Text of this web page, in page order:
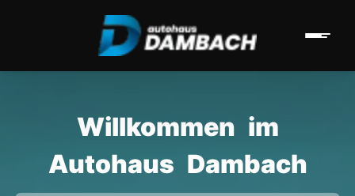
Willkommen im
Autohaus Dambach